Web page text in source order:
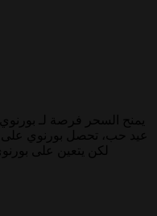
يمنح السحر فرصة لـ
عيد حب، تحصل بورنوي
لكن يتعين على